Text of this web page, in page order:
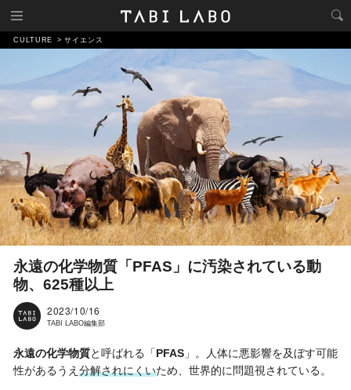
CULTURE サイエンス
永遠の化学物質「PFAS」に汚染されている動
物、625種以上
2023/10/16
TABI LABO編集部
永遠の化学物質と呼ばれる「PFAS 」。人体に悪影響を及ぼす可能
性があるうえ 分解されにくいため、世界的に問題視されている。